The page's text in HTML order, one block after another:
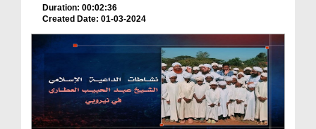
Duration: 00:02:36
Created Date: 01-03-2024